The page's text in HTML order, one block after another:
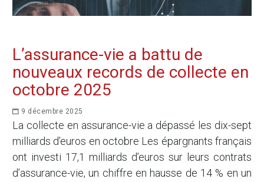
L’assurance-vie a battu de
nouveaux records de collecte en
octobre 2025
9 décembre 2025
La collecte en assurance-vie a dépassé les dix-sept
milliards d’euros en octobre Les épargnants français
ont investi 17,1 milliards d’euros sur leurs contrats
d’assurance-vie, un chiffre en hausse de 14 % en un